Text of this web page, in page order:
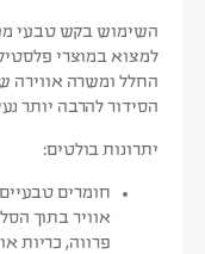
השימוש בקש טבעי
למצוא במוצרי
החלל ומשרה אווירה
הסידור להרבה יותר
יתרונות בולטים:
חומרים
אוויר בתוך
פרווה, כריות